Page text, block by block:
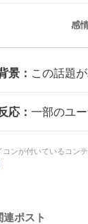
景 ： この話題がバズっている
応 ： 一部のユーザーは三木監督の
コンが付いているコン
連ポスト